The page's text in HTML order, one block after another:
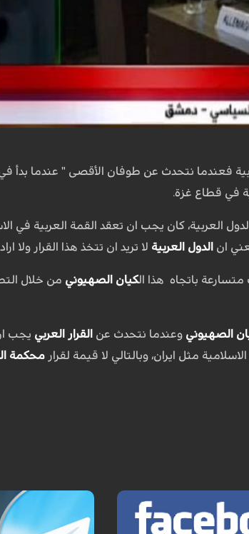
فعندما نتحدث عن طوفان الأقصى " عندما بدأ
في قطاع غزة.
العربية، كان يجب ان تعقد القمة العربية في
ان الدول العربية لا تريد ان تتخذ هذا القرار ولا
باتجاه هذا الكيان الصهيوني من خلال
الصهيوني وعندما نتحدث عن القرار العربي يجب
مثل ايران، وبالتالي لا قيمة لقرار محكمة